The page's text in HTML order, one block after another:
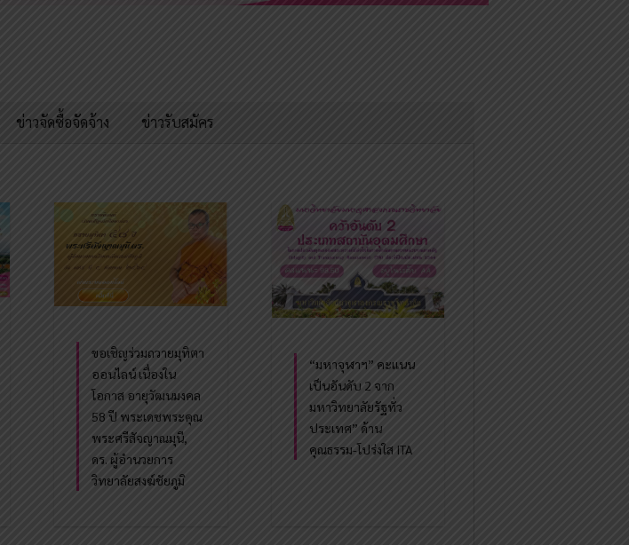
ข่าวจัดซื้อจัดจ้าง ข่าวรับสมัคร
ขอเชิญร่วมถวายมุทิตา
ออนไลน์ เนื่องใน
โอกาส อายุวัฒนมงคล
58 ปี พระเดชพระคุณ
พระศรีสัจญาณมุนี,
ดร. ผู้อำนวยการ
วิทยาลัยสงฆ์ชัยภูมิ
“มหาจุฬาฯ” คะแนน
เป็นอันดับ 2 จาก
มหาวิทยาลัยรัฐทั่ว
ประเทศ” ด้าน
คุณธรรม-โปร่งใส ITA